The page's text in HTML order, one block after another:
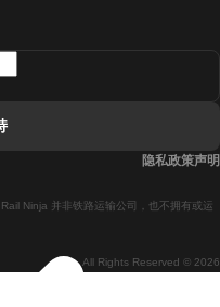
的列車 All Rights Reserved © 2026
Ninja 并非铁路运输公司，也不拥有或运
隐私政策声明